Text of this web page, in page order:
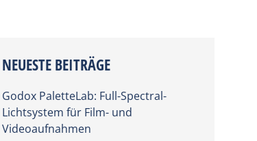
NEUESTE BEITRÄGE
Godox PaletteLab: Full-Spectral-
Lichtsystem für Film- und
Videoaufnahmen